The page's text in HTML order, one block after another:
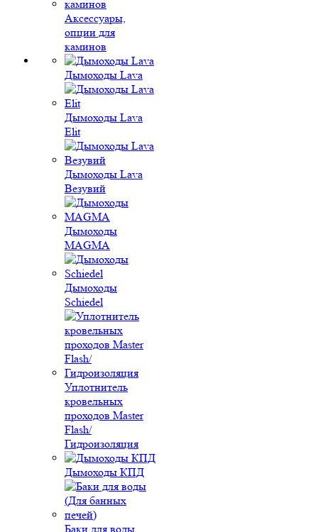
Аксессуары,
опции для
каминов
Дымоходы Lava
Дымоходы Lava
Elit
Дымоходы Lava
Везувий
Дымоходы
MAGMA
Дымоходы
Schiedel
Уплотнитель
кровельных
проходов Master
Flash/
Гидроизоляция
Дымоходы КПД
Баки для воды